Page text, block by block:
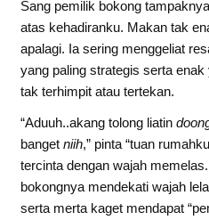
Sang pemilik bokong
atas kehadiranku. Makan tak
apalagi. Ia sering menggeliat
yang paling strategis serta
tak terhimpit atau tertekan.
“Aduuh..akang tolong liatin
banget niih,” pinta “tuan
tercinta dengan wajah
bokongnya mendekati wajah
serta merta kaget mendapat